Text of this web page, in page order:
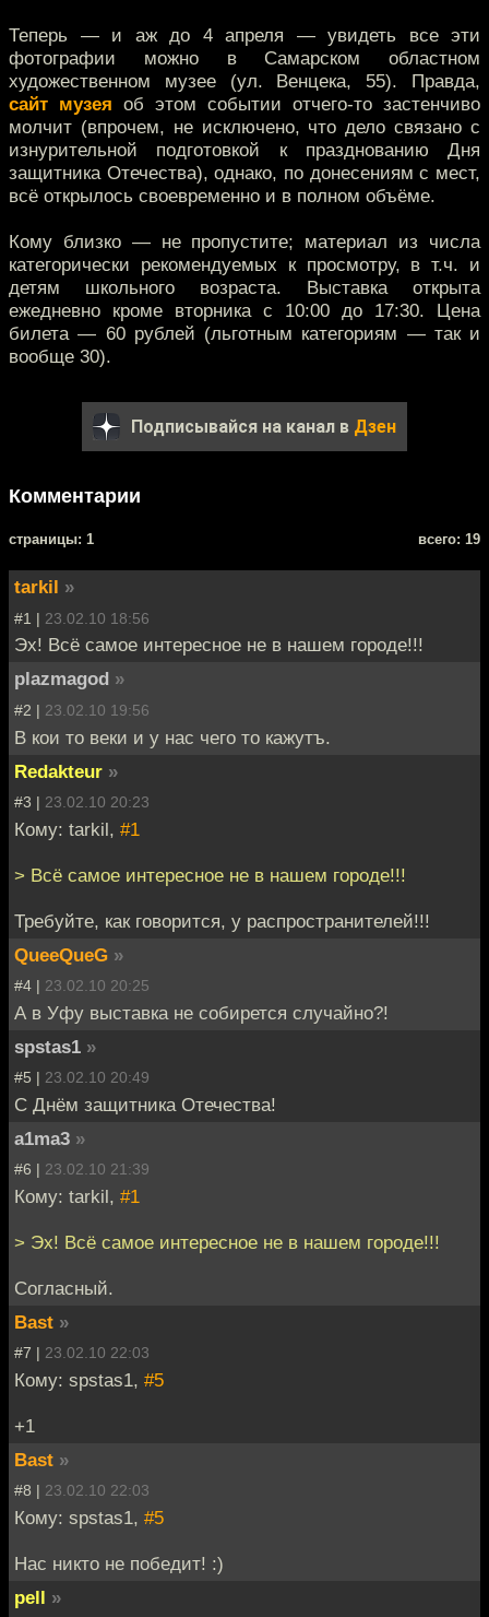
Теперь — и аж до 4 апреля — увидеть все эти
фотографии можно в Самарском областном
художественном музее (ул. Венцека, 55). Правда,
сайт музея об этом событии отчего-то застенчиво
молчит (впрочем, не исключено, что дело связано с
изнурительной подготовкой к празднованию Дня
защитника Отечества), однако, по донесениям с мест,
всё открылось своевременно и в полном объёме.
Кому близко — не пропустите; материал из числа
категорически рекомендуемых к просмотру, в т.ч. и
детям школьного возраста. Выставка открыта
ежедневно кроме вторника с 10:00 до 17:30. Цена
билета — 60 рублей (льготным категориям — так и
вообще 30).
Подписывайся на канал в Дзен
Комментарии
cтраницы: 1 всего: 19
tarkil »
#1 | 23.02.10 18:56
Эх! Всё самое интересное не в нашем городе!!!
plazmagod »
#2 | 23.02.10 19:56
В кои то веки и у нас чего то кажутъ.
Redakteur »
#3 | 23.02.10 20:23
Кому: tarkil, #1
> Всё самое интересное не в нашем городе!!!
Требуйте, как говорится, у распространителей!!!
QueeQueG »
#4 | 23.02.10 20:25
А в Уфу выставка не собирется случайно?!
spstas1 »
#5 | 23.02.10 20:49
С Днём защитника Отечества!
a1ma3 »
#6 | 23.02.10 21:39
Кому: tarkil, #1
> Эх! Всё самое интересное не в нашем городе!!!
Согласный.
Bast »
#7 | 23.02.10 22:03
Кому: spstas1, #5
+1
Bast »
#8 | 23.02.10 22:03
Кому: spstas1, #5
Нас никто не победит! :)
pell »